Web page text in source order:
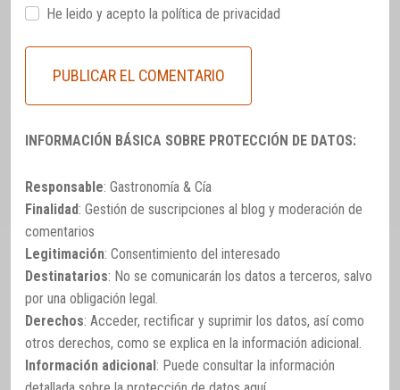
He leido y acepto la política de privacidad
INFORMACIÓN BÁSICA SOBRE PROTECCIÓN DE DATOS:
Responsable: Gastronomía & Cía
Finalidad: Gestión de suscripciones al blog y moderación de
comentarios
Legitimación: Consentimiento del interesado
Destinatarios: No se comunicarán los datos a terceros, salvo
por una obligación legal.
Derechos: Acceder, rectificar y suprimir los datos, así como
otros derechos, como se explica en la información adicional.
Información adicional : Puede consultar la información